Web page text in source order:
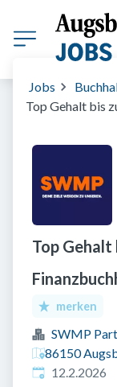
Jobs
Top Gehalt bis
Top Gehalt
merken
SWMP
86150
Veröffentlicht
12.2.2026